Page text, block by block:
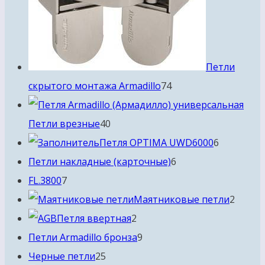
Петли
скрытого монтажа Armadillo7474
товара
Петли врезные40
товаров
Петля OPTIMA UWD60006
Петли накладные (карточные)6
FL.380077
товаров
Маятниковые петли2
Петля ввертная2
товара
Петли Armadillo бронза9
Черные петли25